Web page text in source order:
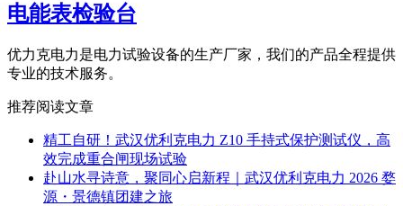
电能表检验台
优力克电力是电力试验设备的生产厂家，我们的产品全程提供
专业的技术服务。
推荐阅读文章
精工自研！武汉优利克电力 Z10 手持式保护测试仪，高
效完成重合闸现场试验
赴山水寻诗意，聚同心启新程｜武汉优利克电力 2026 婺
源・景德镇团建之旅